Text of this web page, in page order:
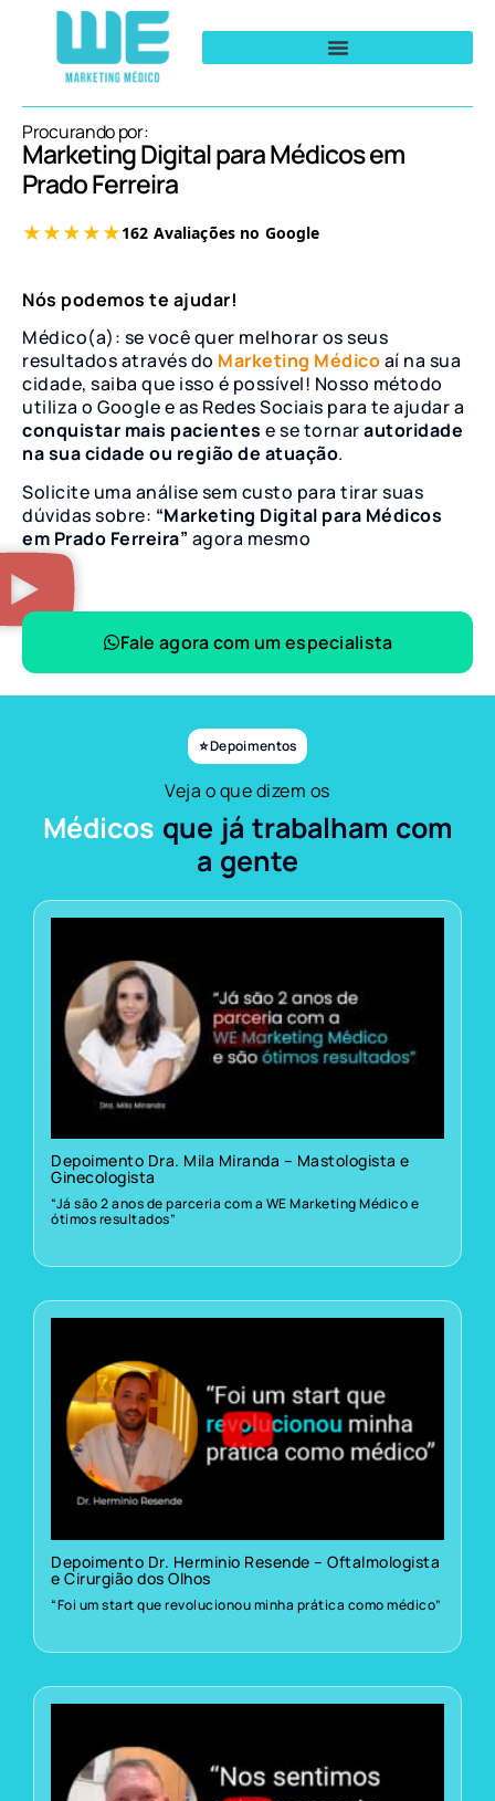
Procurando por:
Marketing Digital para Médicos em
Prado Ferreira
Nós podemos te ajudar!
Médico(a): se você quer melhorar os seus
resultados através do Marketing Médicoaí na sua
cidade, saiba que isso é possível! Nosso método
utiliza o Google e as Redes Sociais para te ajudar a
conquistar mais pacientes e se tornarautoridade
na sua cidade ou região de atuação.
Solicite uma análise sem custo para tirar suas
dúvidas sobre: “Marketing Digital para Médicos
em Prado Ferreira” agora mesmo
Fale agora com um especialista
⭐ Depoimentos
Veja o que dizem os
Médicos que já trabalham com
a gente
Depoimento Dra. Mila Miranda – Mastologista e
Ginecologista
“Já são 2 anos de parceria com a WE Marketing Médico e
ótimos resultados”
Depoimento Dr. Herminio Resende – Oftalmologista
e Cirurgião dos Olhos
“Foi um start que revolucionou minha prática como médico”